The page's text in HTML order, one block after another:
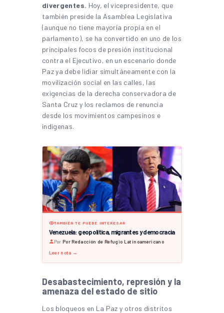
divergentes. Hoy, el vicepresidente, que
también preside la Asamblea Legislativa
(aunque no tiene mayoría propia en el
parlamento), se ha convertido en uno de los
principales focos de presión institucional
contra el Ejecutivo, en un escenario donde
Paz ya debe lidiar simultáneamente con la
movilización social en las calles, las
exigencias de la derecha conservadora de
Santa Cruz y los reclamos de renuncia
desde los movimientos campesinos e
indígenas.
TAMBIÉN TE PUEDE INTERESAR
Venezuela: geopolítica, migrantes y democracia
Por Por Redacción de Refugio Latinoamericano
Leer nota →
Desabastecimiento, represión y la
amenaza del estado de sitio
Los bloqueos en La Paz y otros distritos